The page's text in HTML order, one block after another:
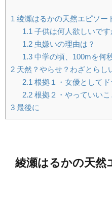
1 綾瀬はるかの天然エピソー
1.1 子供は何人欲しいです
1.2虫嫌いの理由は？
1.3中学の頃、100mを何
2 天然？やらせ？わざとらし
2.1 根拠１・女優として
2.2根拠２・やっていいこ
3 最後に
綾瀬はるかの天然